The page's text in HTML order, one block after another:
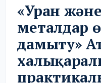
«Уран
металдар
дамыту»